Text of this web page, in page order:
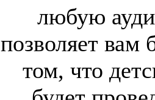
любую
позволяет вам
том, что